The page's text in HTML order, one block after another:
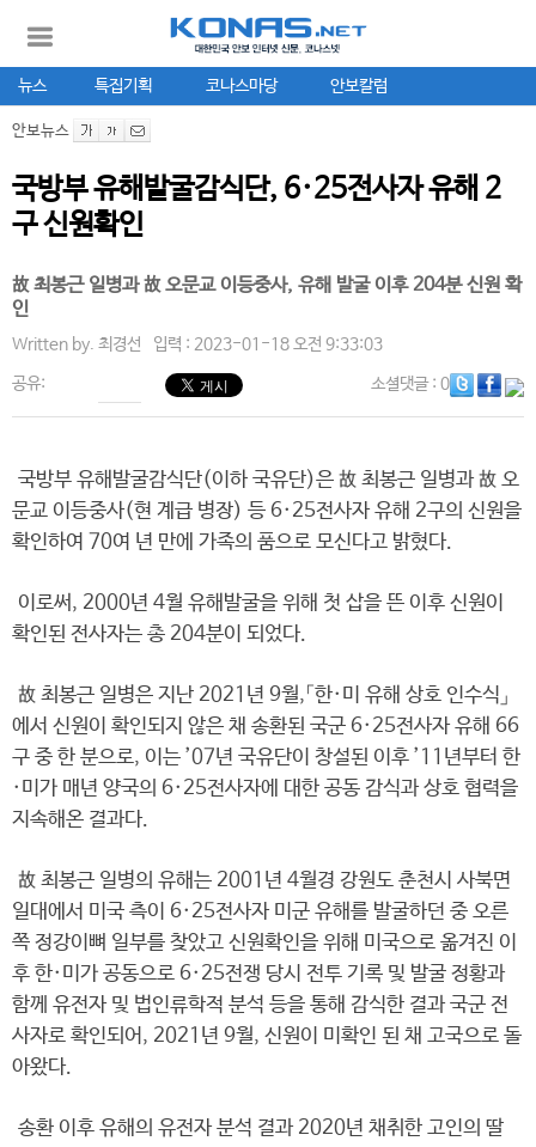
뉴스 특집기획 코나스마당 안보칼럼
안보뉴스
국방부 유해발굴감식단, 6·25전사자 유해 2
구 신원확인
故 최봉근 일병과 故 오문교 이등중사, 유해 발굴 이후 204분 신원 확
인
Written by. 최경선 입력 : 2023-01-18 오전 9:33:03
공유: 소셜댓글: 0
국방부 유해발굴감식단(이하 국유단)은 故 최봉근 일병과 故 오
문교 이등중사(현 계급 병장) 등 6·25전사자 유해 2구의 신원을
확인하여 70여 년 만에 가족의 품으로 모신다고 밝혔다.
이로써, 2000년 4월 유해발굴을 위해 첫 삽을 뜬 이후 신원이
확인된 전사자는 총 204분이 되었다.
故 최봉근 일병은 지난 2021년 9월,「한·미 유해 상호 인수식」
에서 신원이 확인되지 않은 채 송환된 국군 6·25전사자 유해 66
구 중 한 분으로, 이는 ’07년 국유단이 창설된 이후 ’11년부터 한
·미가 매년 양국의 6·25전사자에 대한 공동 감식과 상호 협력을
지속해온 결과다.
故 최봉근 일병의 유해는 2001년 4월경 강원도 춘천시 사북면
일대에서 미국 측이 6·25전사자 미군 유해를 발굴하던 중 오른
쪽 정강이뼈 일부를 찾았고 신원확인을 위해 미국으로 옮겨진 이
후 한·미가 공동으로 6·25전쟁 당시 전투 기록 및 발굴 정황과
함께 유전자 및 법인류학적 분석 등을 통해 감식한 결과 국군 전
사자로 확인되어, 2021년 9월, 신원이 미확인 된 채 고국으로 돌
아왔다.
송환 이후 유해의 유전자 분석 결과 2020년 채취한 고인의 딸